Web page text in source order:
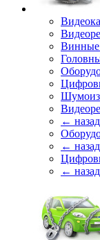
← назад
← назад
← назад